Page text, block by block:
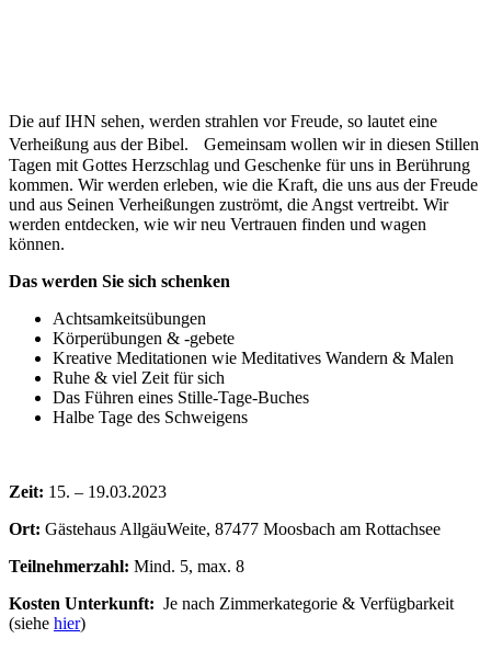
Die auf IHN sehen, werden strahlen vor Freude, so lautet eine
Verheißung aus der Bibel. Gemeinsam wollen wir in diesen Stillen
Tagen mit Gottes Herzschlag und Geschenke für uns in Berührung
kommen. Wir werden erleben, wie die Kraft, die uns aus der Freude
und aus Seinen Verheißungen zuströmt, die Angst vertreibt. Wir
werden entdecken, wie wir neu Vertrauen finden und wagen
können.
Das werden Sie sich schenken
Achtsamkeitsübungen
Körperübungen & -gebete
Kreative Meditationen wie Meditatives Wandern & Malen
Ruhe & viel Zeit für sich
Das Führen eines Stille-Tage-Buches
Halbe Tage des Schweigens
Zeit: 15. – 19.03.2023
Ort: Gästehaus AllgäuWeite, 87477 Moosbach am Rottachsee
Teilnehmerzahl: Mind. 5, max. 8
Kosten Unterkunft: Je nach Zimmerkategorie & Verfügbarkeit
(siehe hier)